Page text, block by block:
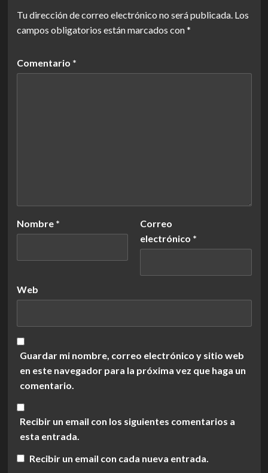
Tu dirección de correo electrónico no será publicada. Los
campos obligatorios están marcados con*
Comentario *
Nombre *
Correo
electrónico *
Web
Guardar mi nombre, correo electrónico y sitio web
en este navegador para la próxima vez que haga un
comentario.
Recibir un email con los siguientes comentarios a
esta entrada.
Recibir un email con cada nueva entrada.